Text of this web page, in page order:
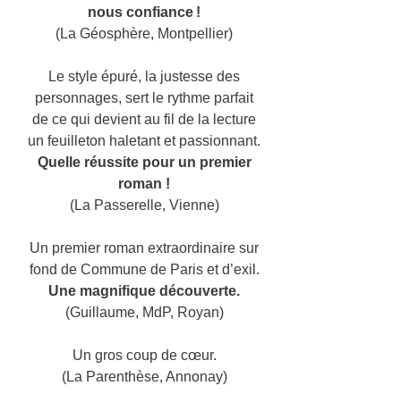
nous confiance !
(La Géosphère, Montpellier)
Le style épuré, la justesse des
personnages, sert le rythme parfait
de ce qui devient au fil de la lecture
un feuilleton haletant et passionnant.
Quelle réussite pour un premier
roman !
(La Passerelle, Vienne)
Un premier roman extraordinaire sur
fond de Commune de Paris et d’exil.
Une magnifique découverte.
(Guillaume, MdP, Royan)
Un gros coup de cœur.
(La Parenthèse, Annonay)